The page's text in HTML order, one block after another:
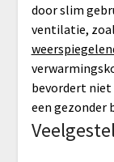
door slim
ventilatie,
bevordert niet
een gezonder